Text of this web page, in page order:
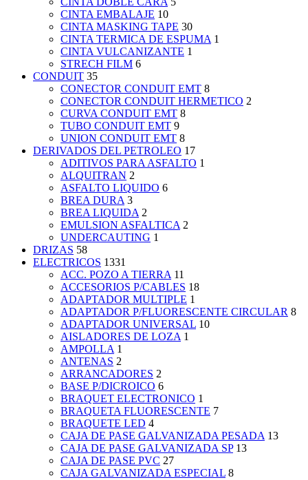
CINTA EMBALAJE 10
CINTA MASKING TAPE 30
CINTA TERMICA DE ESPUMA 1
CINTA VULCANIZANTE 1
STRECH FILM 6
CONDUIT 35
CONECTOR CONDUIT EMT 8
CONECTOR CONDUIT HERMETICO 2
CURVA CONDUIT EMT 8
TUBO CONDUIT EMT 9
UNION CONDUIT EMT 8
DERIVADOS DEL PETROLEO 17
ADITIVOS PARA ASFALTO 1
ALQUITRAN 2
ASFALTO LIQUIDO 6
BREA DURA 3
BREA LIQUIDA 2
EMULSION ASFALTICA 2
UNDERCAUTING 1
DRIZAS 58
ELECTRICOS 1331
ACC. POZO A TIERRA 11
ACCESORIOS P/CABLES 18
ADAPTADOR MULTIPLE 1
ADAPTADOR P/FLUORESCENTE CIRCULAR 8
ADAPTADOR UNIVERSAL 10
AISLADORES DE LOZA 1
AMPOLLA 1
ANTENAS 2
ARRANCADORES 2
BASE P/DICROICO 6
BRAQUET ELECTRONICO 1
BRAQUETA FLUORESCENTE 7
BRAQUETE LED 4
CAJA DE PASE GALVANIZADA PESADA 13
CAJA DE PASE GALVANIZADA SP 13
CAJA DE PASE PVC 27
CAJA GALVANIZADA ESPECIAL 8